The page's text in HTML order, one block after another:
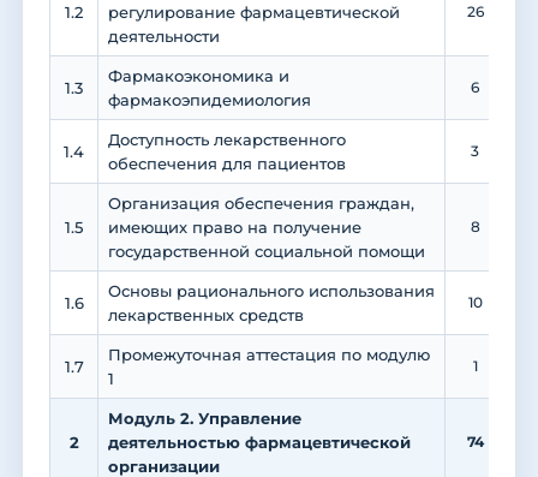
1.2
регулирование фармацевтической
деятельности
26
1.3
Фармакоэкономика и
фармакоэпидемиология
6
1.4
Доступность лекарственного
обеспечения для пациентов
3
1.5
Организация обеспечения граждан,
имеющих право на получение
государственной социальной помощи
8
1.6
Основы рационального использования
лекарственных средств
10
1.7
Промежуточная аттестация по модулю
1
1
2
Модуль 2. Управление
деятельностью фармацевтической
организации
74